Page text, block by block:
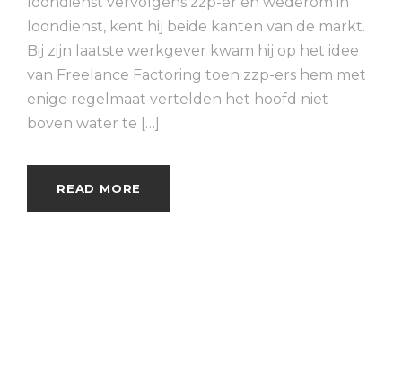
loondienst, kent hij beide kanten van de markt.
Bij zijn laatste werkgever kwam hij op het idee
van Freelance Factoring toen zzp-ers hem met
enige regelmaat vertelden het hoofd niet
boven water te […]
READ MORE